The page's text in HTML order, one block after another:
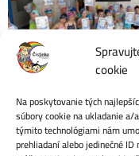
cookie
Na poskytovanie tých
súbory cookie na ukladanie
týmito technológiami nám
prehliadaní alebo jedinečné
Počet videní:20